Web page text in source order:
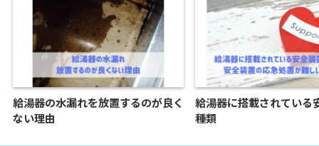
給湯器の水漏れを放置するのが良く
ない理由
給湯器に搭載されている
種類